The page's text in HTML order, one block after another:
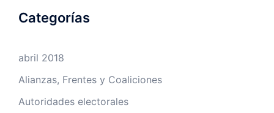
Categorías
abril 2018
Alianzas, Frentes y Coaliciones
Autoridades electorales